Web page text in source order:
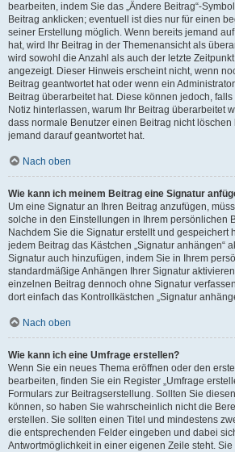
bearbeiten, indem Sie das „Ändere Beitrag“-
Beitrag anklicken; eventuell ist dies nur für einen
seiner Erstellung möglich. Wenn bereits jemand
hat, wird Ihr Beitrag in der Themenansicht als
wird sowohl die Anzahl als auch der letzte
angezeigt. Dieser Hinweis erscheint nicht, wenn
Beitrag geantwortet hat oder wenn ein
Beitrag überarbeitet hat. Diese können jedoch,
Notiz hinterlassen, warum Ihr Beitrag überarbeitet
dass normale Benutzer einen Beitrag nicht
jemand darauf geantwortet hat.
Nach oben
Wie kann ich meinem Beitrag eine Signatur
Um eine Signatur an Ihren Beitrag anzufügen,
solche in den Einstellungen in Ihrem persönlichen
Nachdem Sie die Signatur erstellt und gespeichert
jedem Beitrag das Kästchen „Signatur anhängen“
Signatur auch hinzufügen, indem Sie in Ihrem
standardmäßige Anhängen Ihrer Signatur
einzelnen Beitrag dennoch ohne Signatur
dort einfach das Kontrollkästchen „Signatur
Nach oben
Wie kann ich eine Umfrage erstellen?
Wenn Sie ein neues Thema eröffnen oder den
bearbeiten, finden Sie ein Register „Umfrage
Formulars zur Beitragserstellung. Sollten Sie
können, so haben Sie wahrscheinlich nicht die
erstellen. Sie sollten einen Titel und mindestens
die entsprechenden Felder eingeben und dabei
Antwortmöglichkeit in einer eigenen Zeile steht.